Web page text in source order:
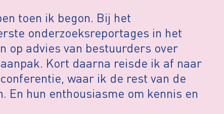
toen ik begon. Bij het
onderzoeksreportages in het
op advies van bestuurders over
Kort daarna reisde ik af naar
waar ik de rest van de
En hun enthousiasme om kennis en